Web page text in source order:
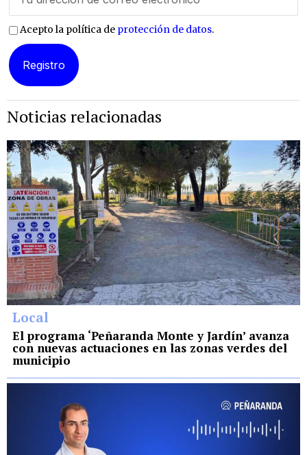
Acepto la política de protección de datos.
Noticias relacionadas
Local
El programa ‘Peñaranda Monte y Jardín’ avanza
con nuevas actuaciones en las zonas verdes del
municipio